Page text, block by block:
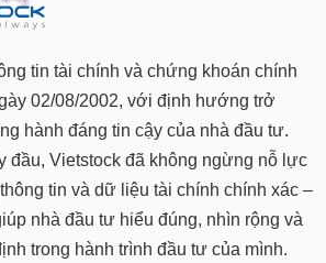
tin tài chính và chứng khoán chính
02/08/2002, với định hướng trở
hành đáng tin cậy của nhà đầu tư.
đầu, Vietstock đã không ngừng nỗ lực
tin và dữ liệu tài chính chính xác –
nhà đầu tư hiểu đúng, nhìn rộng và
trong hành trình đầu tư của mình.